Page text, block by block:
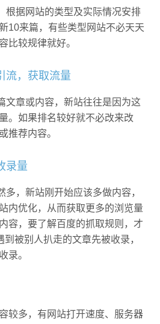
据网站的类型及实际情况安排
10来篇，有些类型网站不必天天
比较规律就好。
流，获取流量
章或内容，新站往往是因为这
。如果排名较好就不必改来改
推荐内容。
录量
，新站刚开始应该多做内容，
内优化，从而获取更多的浏览量
容，要了解百度的抓取规则，才
到被别人扒走的文章先被收录，
录。
多，有网站打开速度、服务器